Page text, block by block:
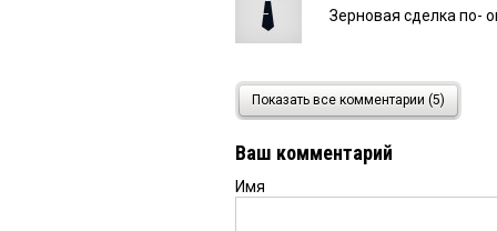
Зерновая сделка по-
коля 22 февраля 2023 в
крутящий момент
Омич 22 февраля 2023 в
Показать все комментарии (5)
Ваш комментарий
Имя